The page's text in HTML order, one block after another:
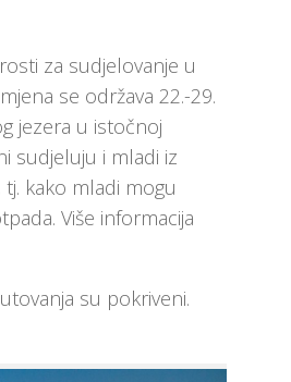
za sudjelovanje u
se održava 22.-29.
jezera u istočnoj
sudjeluju i mladi iz
tj. kako mladi mogu
Više informacija
su pokriveni.